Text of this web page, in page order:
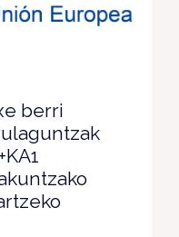
berri